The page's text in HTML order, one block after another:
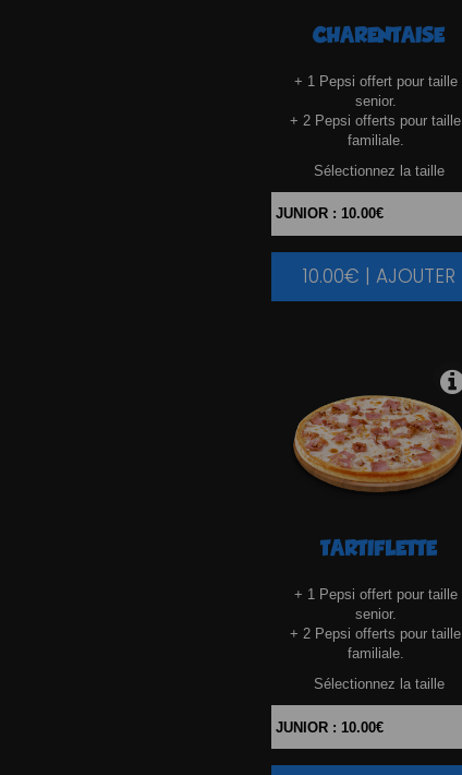
CHARENTAISE
+ 1 Pepsi offert pour taille
senior.
+ 2 Pepsi offerts pour taille
familiale.
Sélectionnez la taille
|
10.00€ | AJOUTER
TARTIFLETTE
+ 1 Pepsi offert pour taille
senior.
+ 2 Pepsi offerts pour taille
familiale.
Sélectionnez la taille